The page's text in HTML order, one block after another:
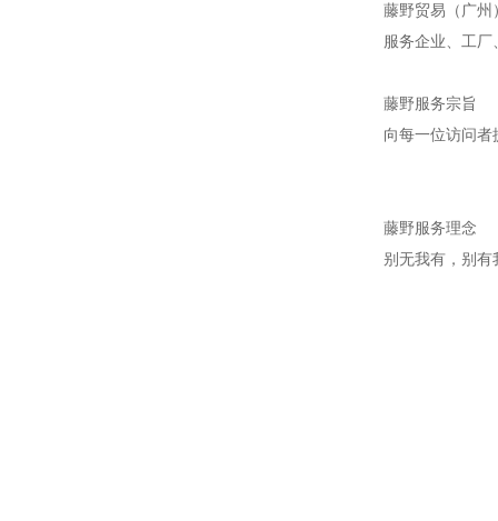
藤野贸易（广州
服务企业、工
藤野服务宗旨
向每一位访问
藤野服务理念
别无我有，别